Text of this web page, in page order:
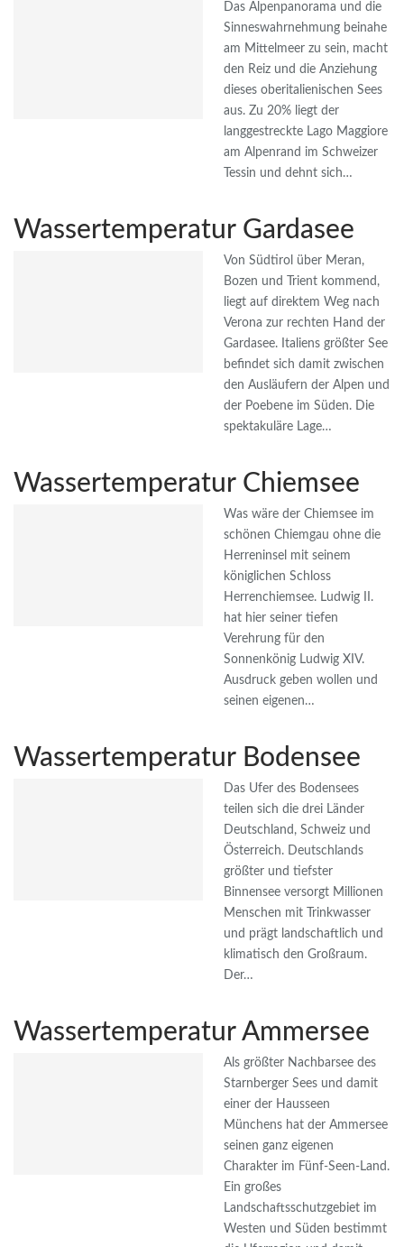
Das Alpenpanorama und die
Sinneswahrnehmung beinahe
am Mittelmeer zu sein, macht
den Reiz und die Anziehung
dieses oberitalienischen Sees
aus. Zu 20% liegt der
langgestreckte Lago Maggiore
am Alpenrand im Schweizer
Tessin und dehnt sich…
Wassertemperatur Gardasee
Von Südtirol über Meran,
Bozen und Trient kommend,
liegt auf direktem Weg nach
Verona zur rechten Hand der
Gardasee. Italiens größter See
befindet sich damit zwischen
den Ausläufern der Alpen und
der Poebene im Süden. Die
spektakuläre Lage…
Wassertemperatur Chiemsee
Was wäre der Chiemsee im
schönen Chiemgau ohne die
Herreninsel mit seinem
königlichen Schloss
Herrenchiemsee. Ludwig II.
hat hier seiner tiefen
Verehrung für den
Sonnenkönig Ludwig XIV.
Ausdruck geben wollen und
seinen eigenen…
Wassertemperatur Bodensee
Das Ufer des Bodensees
teilen sich die drei Länder
Deutschland, Schweiz und
Österreich. Deutschlands
größter und tiefster
Binnensee versorgt Millionen
Menschen mit Trinkwasser
und prägt landschaftlich und
klimatisch den Großraum.
Der…
Wassertemperatur Ammersee
Als größter Nachbarsee des
Starnberger Sees und damit
einer der Hausseen
Münchens hat der Ammersee
seinen ganz eigenen
Charakter im Fünf-Seen-Land.
Ein großes
Landschaftsschutzgebiet im
Westen und Süden bestimmt